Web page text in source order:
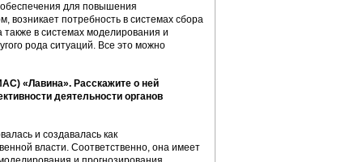
для повышения
возникает потребность в системах сбора
в системах моделирования и
рода ситуаций. Все это можно
«Лавина». Расскажите о ней
деятельности органов
и создавалась как
власти. Соответственно, она имеет